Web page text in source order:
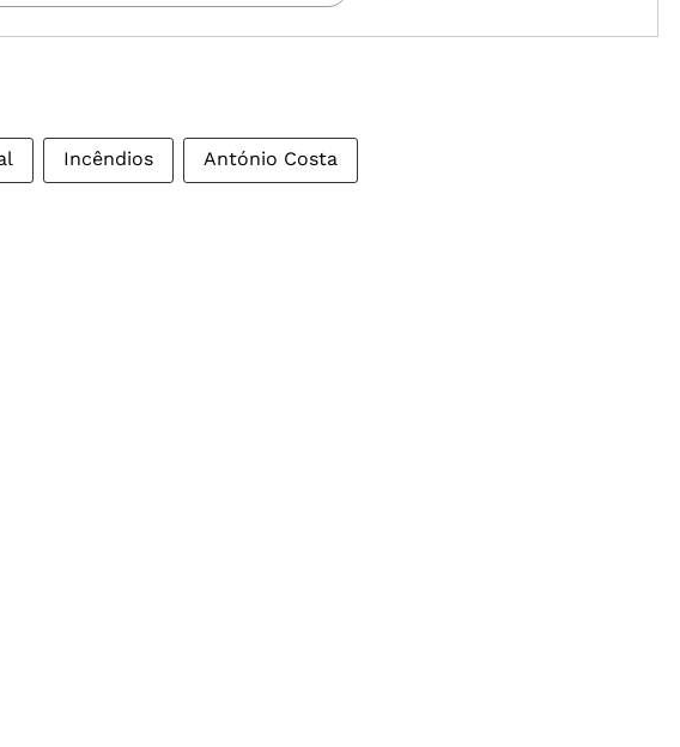
Incêndios António Costa